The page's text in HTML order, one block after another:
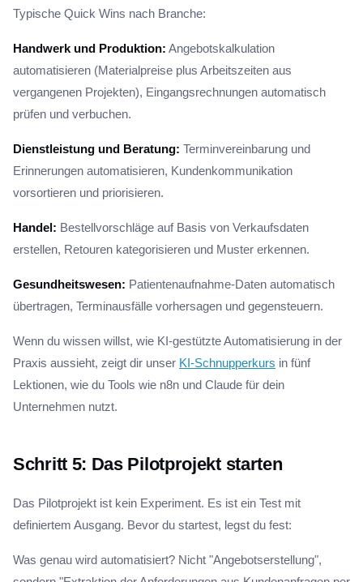
Typische Quick Wins nach Branche:
Handwerk und Produktion: Angebotskalkulation
automatisieren (Materialpreise plus Arbeitszeiten aus
vergangenen Projekten), Eingangsrechnungen automatisch
prüfen und verbuchen.
Dienstleistung und Beratung: Terminvereinbarung und
Erinnerungen automatisieren, Kundenkommunikation
vorsortieren und priorisieren.
Handel: Bestellvorschläge auf Basis von Verkaufsdaten
erstellen, Retouren kategorisieren und Muster erkennen.
Gesundheitswesen: Patientenaufnahme-Daten automatisch
übertragen, Terminausfälle vorhersagen und gegensteuern.
Wenn du wissen willst, wie KI-gestützte Automatisierung in der
Praxis aussieht, zeigt dir unser KI-Schnupperkurs in fünf
Lektionen, wie du Tools wie n8n und Claude für dein
Unternehmen nutzt.
Schritt 5: Das Pilotprojekt starten
Das Pilotprojekt ist kein Experiment. Es ist ein Test mit
definiertem Ausgang. Bevor du startest, legst du fest:
Was genau wird automatisiert? Nicht "Angebotserstellung",